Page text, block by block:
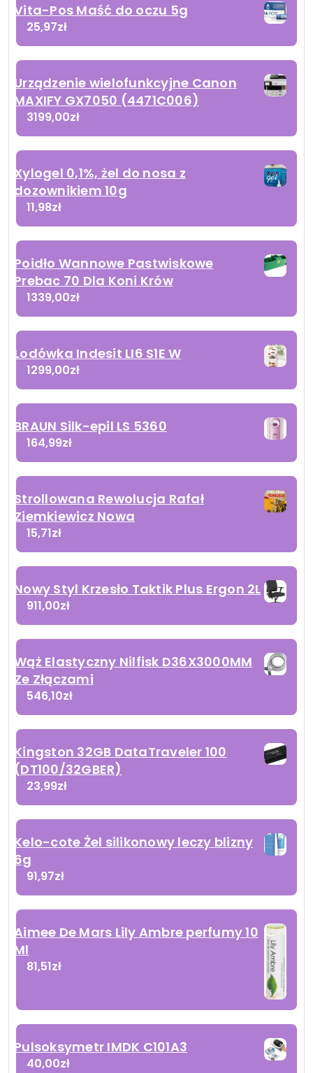
Vita-Pos Maść do oczu 5g
25,97zł
Urządzenie wielofunkcyjne Canon
MAXIFY GX7050 (4471C006)
3199,00zł
Xylogel 0,1%, żel do nosa z
dozownikiem 10g
11,98zł
Poidło Wannowe Pastwiskowe
Prebac 70 Dla Koni Krów
1339,00zł
Lodówka Indesit LI6 S1E W
1299,00zł
BRAUN Silk-epil LS 5360
164,99zł
Strollowana Rewolucja Rafał
Ziemkiewicz Nowa
15,71zł
Nowy Styl Krzesło Taktik Plus Ergon 2L
911,00zł
Wąż Elastyczny Nilfisk D36X3000MM
Ze Złączami
546,10zł
Kingston 32GB DataTraveler 100
(DT100/32GBER)
23,99zł
Kelo-cote Żel silikonowy leczy blizny
6g
91,97zł
Aimee De Mars Lily Ambre perfumy 10
Ml
81,51zł
Pulsoksymetr IMDK C101A3
40,00zł